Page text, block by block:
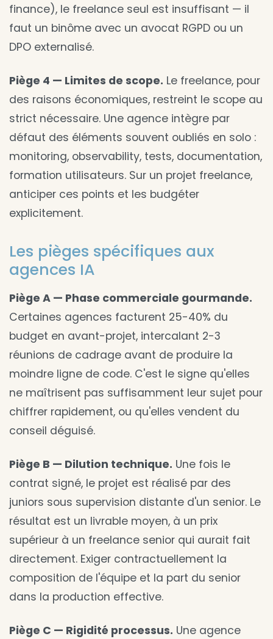
finance), le freelance seul est insuffisant — il
faut un binôme avec un avocat RGPD ou un
DPO externalisé.
Piège 4 — Limites de scope. Le freelance, pour
des raisons économiques, restreint le scope au
strict nécessaire. Une agence intègre par
défaut des éléments souvent oubliés en solo :
monitoring, observability, tests, documentation,
formation utilisateurs. Sur un projet freelance,
anticiper ces points et les budgéter
explicitement.
Les pièges spécifiques aux
agences IA
Piège A — Phase commerciale gourmande.
Certaines agences facturent 25-40% du
budget en avant-projet, intercalant 2-3
réunions de cadrage avant de produire la
moindre ligne de code. C'est le signe qu'elles
ne maîtrisent pas suffisamment leur sujet pour
chiffrer rapidement, ou qu'elles vendent du
conseil déguisé.
Piège B — Dilution technique. Une fois le
contrat signé, le projet est réalisé par des
juniors sous supervision distante d'un senior. Le
résultat est un livrable moyen, à un prix
supérieur à un freelance senior qui aurait fait
directement. Exiger contractuellement la
composition de l'équipe et la part du senior
dans la production effective.
Piège C — Rigidité processus. Une agence